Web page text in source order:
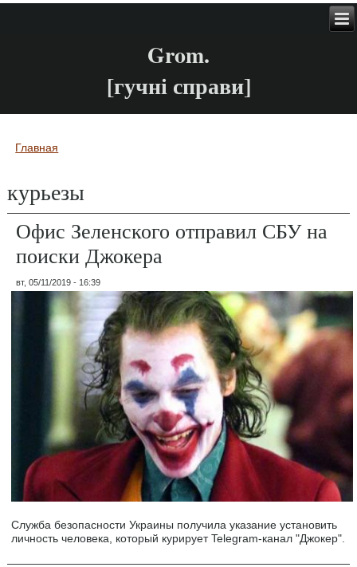
Grom.
[гучні справи]
Вы здесь
Главная
курьезы
Офис Зеленского отправил СБУ на
поиски Джокера
вт, 05/11/2019 - 16:39
Служба безопасности Украины получила указание установить
личность человека, который курирует Telegram-канал "Джокер".